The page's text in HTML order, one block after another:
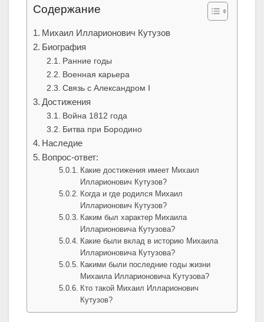
Содержание
Михаил Илларионович Кутузов
Биография
Ранние годы
Военная карьера
Связь с Александром I
Достижения
Война 1812 года
Битва при Бородино
Наследие
Вопрос-ответ:
Какие достижения имеет Михаил
Илларионович Кутузов?
Когда и где родился Михаил
Илларионович Кутузов?
Каким был характер Михаила
Илларионовича Кутузова?
Какие были вклад в историю Михаила
Илларионовича Кутузова?
Какими были последние годы жизни
Михаила Илларионовича Кутузова?
Кто такой Михаил Илларионович
Кутузов?